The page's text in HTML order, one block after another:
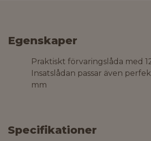
Egenskaper
Praktiskt förvaringslåda med
Insatslådan passar även
mm
Specifikationer